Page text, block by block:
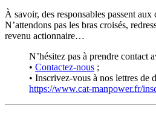
À savoir, des responsables passent aux
N’attendons pas les bras croisés,
revenu actionnaire…
N’hésitez pas à prendre contact
• Contactez-nous ;
• Inscrivez-vous à nos lettres de
https://www.cat-manpower.fr/